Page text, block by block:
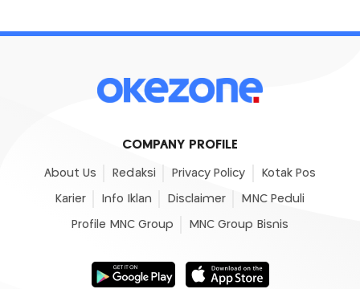
COMPANY PROFILE
About Us Redaksi Privacy Policy Kotak Pos
Karier Info Iklan Disclaimer MNC Peduli
Profile MNC Group MNC Group Bisnis